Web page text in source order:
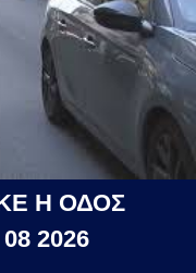
Η ΟΔΟΣ
2026